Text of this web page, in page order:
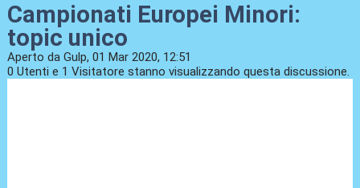
Campionati Europei Minori:
topic unico
Aperto da Gulp, 01 Mar 2020, 12:51
0 Utenti e 1 Visitatore stanno visualizzando questa discussione.